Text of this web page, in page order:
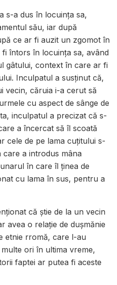
s-a dus în locuința sa,
său, iar după
ce ar fi auzit un zgomot în
întors în locuința sa, având
gâtului, context în care ar fi
Inculpatul a susținut că,
vecin, căruia i-a cerut să
cu aspect de sânge de
inculpatul a precizat că s-
a încercat să îl scoată
cele de pe lama cuțitului s-
a introdus mâna
în care îl ținea de
cu lama în sus, pentru a
că știe de la un vecin
avea o relație de dușmănie
etnie rromă, care l-au
ori în ultima vreme,
faptei ar putea fi aceste